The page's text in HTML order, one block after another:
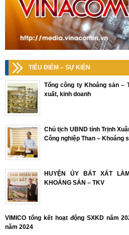
TIÊU ĐIỂM – SỰ KIỆN
Tổng công ty Khoáng sản –
xuất, kinh doanh
Chủ tịch UBND tỉnh Trịnh
Công nghiệp Than – Khoáng
HUYỆN ỦY BÁT XÁT
KHOÁNG SẢN – TKV
VIMICO tổng kết hoạt động SXKD năm
năm 2024